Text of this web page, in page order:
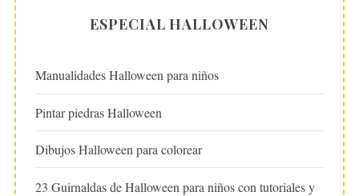
ESPECIAL HALLOWEEN
Manualidades Halloween para niños
Pintar piedras Halloween
Dibujos Halloween para colorear
23 Guirnaldas de Halloween para niños con tutoriales y